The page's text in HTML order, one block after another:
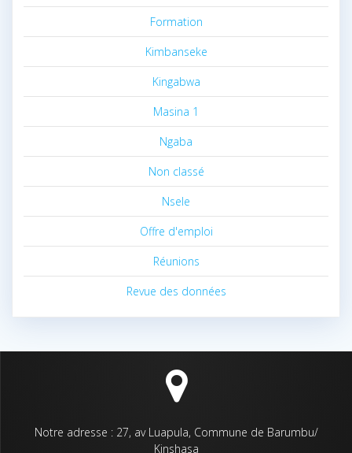
Formation
Kimbanseke
Kingabwa
Masina 1
Ngaba
Non classé
Nsele
Offre d'emploi
Réunions
Revue des données
Notre adresse : 27, av Luapula, Commune de Barumbu/
Kinshasa